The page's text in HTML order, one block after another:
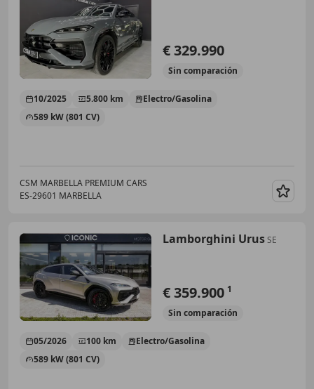
€ 329.990
Sin comparación
10/2025 5.800 km
Electro/Gasolina
589 kW (801 CV)
CSM MARBELLA PREMIUM CARS
ES-29601 MARBELLA
Lamborghini UrusSE
€ 359.900 1
Sin comparación
05/2026 100 km
Electro/Gasolina
589 kW (801 CV)